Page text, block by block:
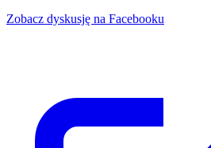
Zobacz dyskusję na Facebooku